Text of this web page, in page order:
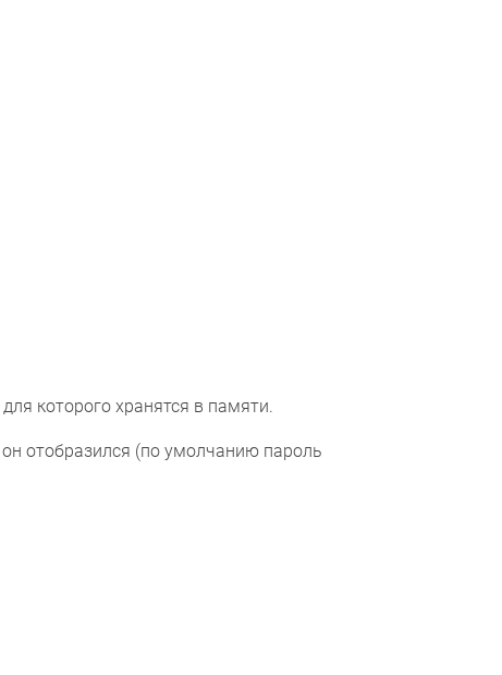
которого хранятся в памяти.
отобразился (по умолчанию пароль